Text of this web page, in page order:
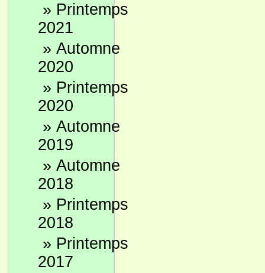
» Printemps
2021
» Automne
2020
» Printemps
2020
» Automne
2019
» Automne
2018
» Printemps
2018
» Printemps
2017